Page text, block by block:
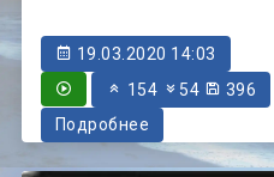
19.03.2020 14:03
154
54 396
Подробнее